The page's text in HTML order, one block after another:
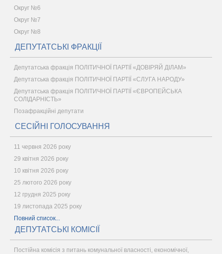
Округ №6
Округ №7
Округ №8
ДЕПУТАТСЬКІ ФРАКЦІЇ
Депутатська фракція ПОЛІТИЧНОЇ ПАРТІЇ «ДОВІРЯЙ ДІЛАМ»
Депутатська фракція ПОЛІТИЧНОЇ ПАРТІЇ «СЛУГА НАРОДУ»
Депутатська фракція ПОЛІТИЧНОЇ ПАРТІЇ «ЄВРОПЕЙСЬКА
СОЛІДАРНІСТЬ»
Позафракційні депутати
СЕСІЙНІ ГОЛОСУВАННЯ
11 червня 2026 року
29 квітня 2026 року
10 квітня 2026 року
25 лютого 2026 року
12 грудня 2025 року
19 листопада 2025 року
Повний список...
ДЕПУТАТСЬКІ КОМІСІЇ
Постійна комісія з питань комунальної власності, економічної,